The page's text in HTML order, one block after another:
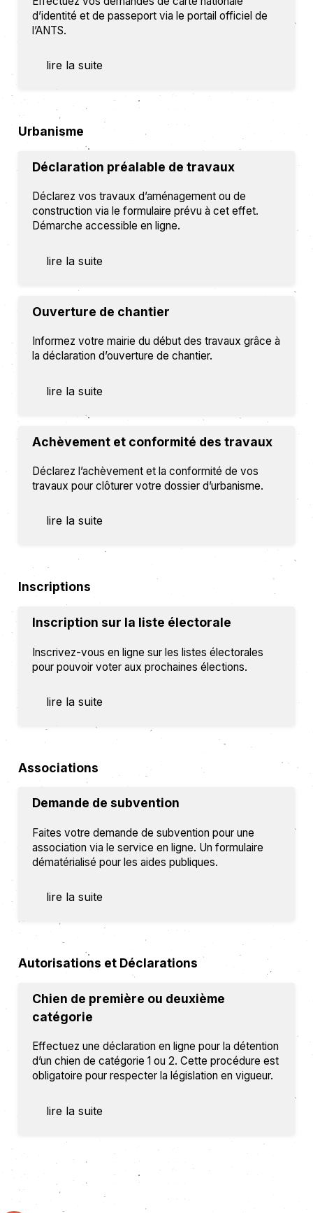
d’identité et de passeport via le portail officiel de
l’ANTS.
lire la suite
Urbanisme
Déclaration préalable de travaux
Déclarez vos travaux d’aménagement ou de
construction via le formulaire prévu à cet effet.
Démarche accessible en ligne.
lire la suite
Ouverture de chantier
Informez votre mairie du début des travaux grâce à
la déclaration d’ouverture de chantier.
lire la suite
Achèvement et conformité des travaux
Déclarez l’achèvement et la conformité de vos
travaux pour clôturer votre dossier d’urbanisme.
lire la suite
Inscriptions
Inscription sur la liste électorale
Inscrivez-vous en ligne sur les listes électorales
pour pouvoir voter aux prochaines élections.
lire la suite
Associations
Demande de subvention
Faites votre demande de subvention pour une
association via le service en ligne. Un formulaire
dématérialisé pour les aides publiques.
lire la suite
Autorisations et Déclarations
Chien de première ou deuxième
catégorie
Effectuez une déclaration en ligne pour la détention
d’un chien de catégorie 1 ou 2. Cette procédure est
obligatoire pour respecter la législation en vigueur.
lire la suite